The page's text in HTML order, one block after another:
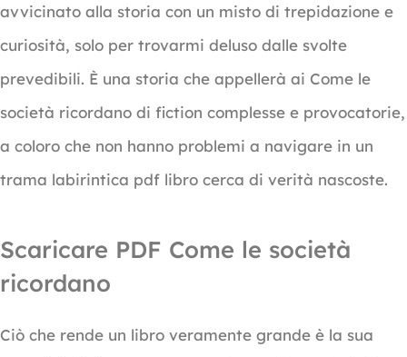
avvicinato alla storia con un misto di trepidazione e
curiosità, solo per trovarmi deluso dalle svolte
prevedibili. È una storia che appellerà ai Come le
società ricordano di fiction complesse e provocatorie,
a coloro che non hanno problemi a navigare in un
trama labirintica pdf libro cerca di verità nascoste.
Scaricare PDF Come le società
ricordano
Ciò che rende un libro veramente grande è la sua